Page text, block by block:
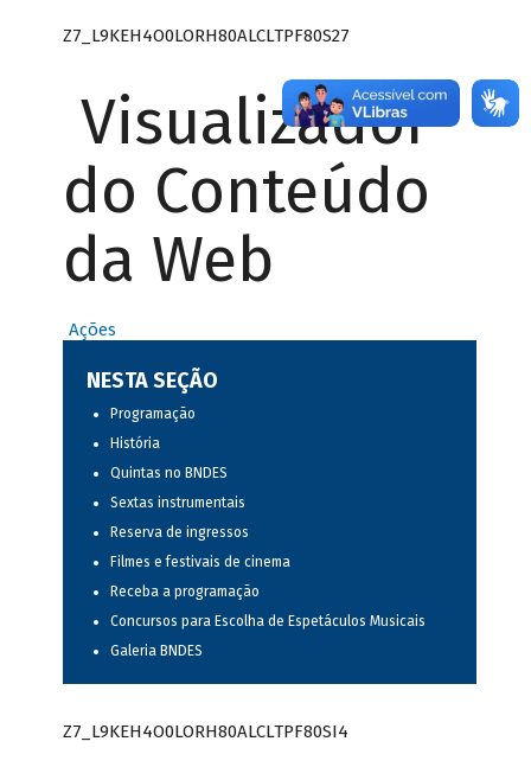
Z7_L9KEH4O0LORH80ALCLTPF80S27
Visualizador
do Conteúdo
da Web
Ações
NESTA SEÇÃO
Programação
História
Quintas no BNDES
Sextas instrumentais
Reserva de ingressos
Filmes e festivais de cinema
Receba a programação
Concursos para Escolha de Espetáculos Musicais
Galeria BNDES
Z7_L9KEH4O0LORH80ALCLTPF80SI4